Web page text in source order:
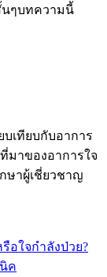
ๆบทความนี้
เทียบกับอาการ
มาของอาการใจ
ษาผู้เชี่ยวชาญ
อใจกำลังป่วย?
ค